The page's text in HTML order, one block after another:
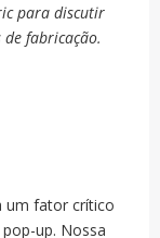
para discutir
de fabricação.
um fator crítico
up. Nossa